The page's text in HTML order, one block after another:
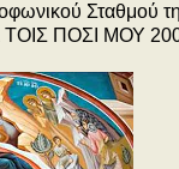
Σταθμού
ΠΟΣΙ ΜΟΥ